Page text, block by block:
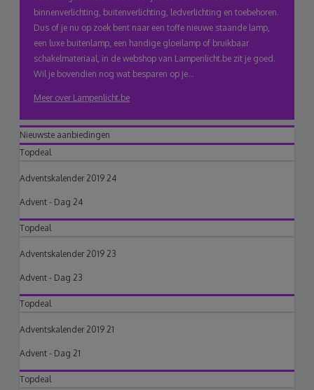
binnenverlichting, buitenverlichting, ledverlichting en toebehoren.
Dus of je nu op zoek bent naar een toffe nieuwe staande lamp,
een luxe buitenlamp, een handige gloeilamp of bruikbaar
schakelmateriaal, in de webshop van Lampenlicht.be zit je goed.
Wil je bovendien nog wat besparen op je...
Meer over Lampenlicht.be
Nieuwste aanbiedingen
Topdeal
Adventskalender 2019 24
Advent - Dag 24
Topdeal
Adventskalender 2019 23
Advent - Dag 23
Topdeal
Adventskalender 2019 21
Advent - Dag 21
Topdeal